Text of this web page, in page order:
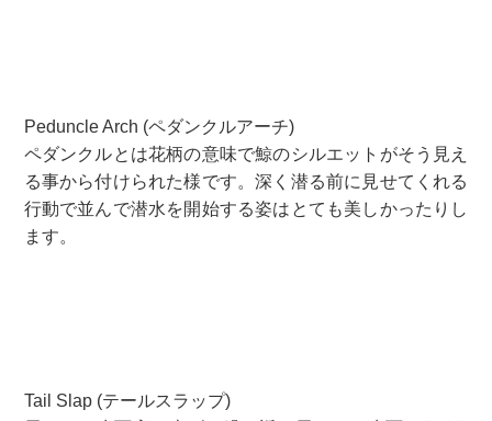
Peduncle Arch (ペダンクルアーチ)
ペダンクルとは花柄の意味で鯨のシルエットがそう見え
る事から付けられた様です。深く潜る前に見せてくれる
行動で並んで潜水を開始する姿はとても美しかったりし
ます。
Tail Slap (テールスラップ)